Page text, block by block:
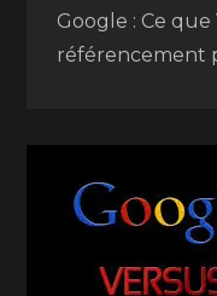
Google : Ce que
référencement